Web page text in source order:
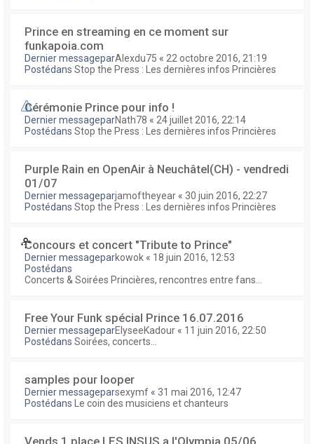
Prince en streaming en ce moment sur
funkapoia.com
Dernier messageparAlexdu75 « 22 octobre 2016, 21:19
Postédans Stop the Press : Les dernières infos Princières
Cérémonie Prince pour info !
Dernier messageparNath78 « 24 juillet 2016, 22:14
Postédans Stop the Press : Les dernières infos Princières
Purple Rain en OpenAir à Neuchâtel(CH) - vendredi
01/07
Dernier messageparjamoftheyear « 30 juin 2016, 22:27
Postédans Stop the Press : Les dernières infos Princières
Concours et concert "Tribute to Prince"
Dernier messageparkowok « 18 juin 2016, 12:53
Postédans
Concerts & Soirées Princières, rencontres entre fans...
Free Your Funk spécial Prince 16.07.2016
Dernier messageparElyseeKadour « 11 juin 2016, 22:50
Postédans Soirées, concerts...
samples pour looper
Dernier messageparsexymf « 31 mai 2016, 12:47
Postédans
Le coin des musiciens et chanteurs
Vends 1 place LES INSUS a l'Olympia 05/06